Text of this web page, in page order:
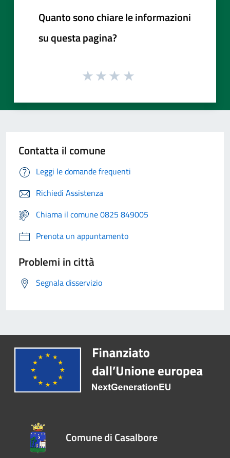
Quanto sono chiare le informazioni
su questa pagina?
Contatta il comune
Leggi le domande frequenti
Richiedi Assistenza
Chiama il comune 0825 849005
Prenota un appuntamento
Problemi in città
Segnala disservizio
Comune di Casalbore